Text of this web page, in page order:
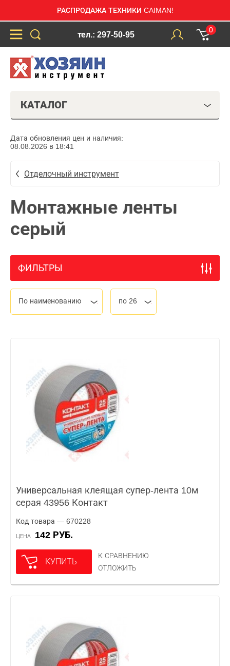
РАСПРОДАЖА ТЕХНИКИ CAIMAN!
тел.: 297-50-95
0
КАТАЛОГ
Дата обновления цен и наличия:
08.08.2026 в 18:41
Отделочный инструмент
Монтажные ленты
серый
ФИЛЬТРЫ
По наименованию по 26
Универсальная клеящая супер-лента 10м
серая 43956 Контакт
Код товара — 670228
ЦЕНА 142 РУБ.
КУПИТЬ
К СРАВНЕНИЮ
ОТЛОЖИТЬ